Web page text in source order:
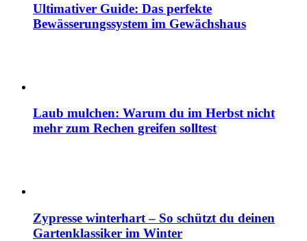
Ultimativer Guide: Das perfekte
Bewässerungssystem im Gewächshaus
Laub mulchen: Warum du im Herbst nicht
mehr zum Rechen greifen solltest
Zypresse winterhart – So schützt du deinen
Gartenklassiker im Winter